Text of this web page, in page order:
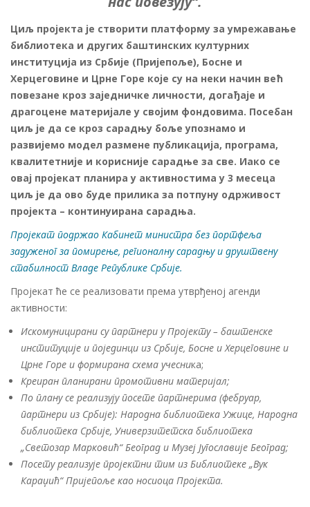
Циљ пројекта је створити платформу за умрежавање
библиотека и других баштинских културних
институција из Србије (Пријепоље), Босне и
Херцеговине и Црне Горе које су на неки начин већ
повезане кроз заједничке личности, догађаје и
драгоцене материјале у својим фондовима. Посебан
циљ је да се кроз сарадњу боље упознамо и
развијемо модел размене публикација, програма,
квалитетније и корисније сарадње за све. Иако се
овај пројекат планира у активностима у 3 месеца
циљ је да ово буде прилика за потпуну одрживост
пројекта – континуирана сарадња.
Пројекат подржао Кабинет министра без портфеља
задуженог за помирење, регионалну сарадњу и друштвену
стабилност Владе Републике Србије.
Пројекат ће се реализовати према утврђеној агенди
активности:
Искомуницирани су партнери у Пројекту – баштенске
институције и појединци из Србије, Босне и Херцеговине и
Црне Горе и формирана схема учесника;
Креиран планирани промотивни материјал;
По плану се реализују посете партнерима (фебруар,
партнери из Србије): Народна библиотека Ужице, Народна
библиотека Србије, Универзитетска библиотека
„Светозар Марковић“ Београд и Музеј Југославије Београд;
Посету реализује пројектни тим из Библиотеке „Вук
Караџић“ Пријепоље као носиоца Пројекта.